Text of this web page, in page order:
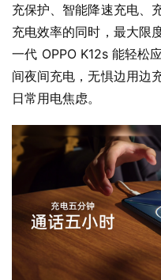
充保护、智能降速充电、
充电效率的同时，最大限
一代 OPPO K12s 能轻松
间夜间充电，无惧边用边
日常用电焦虑。